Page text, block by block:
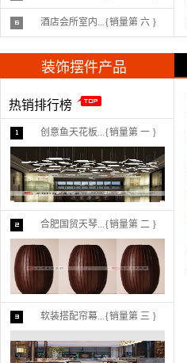
酒店会所室内...{销量第 六 }
装饰摆件产品
热销排行榜
创意鱼天花板...{销量第 一 }
合肥国贸天琴...{销量第 二 }
软装搭配帘幕...{销量第 三 }